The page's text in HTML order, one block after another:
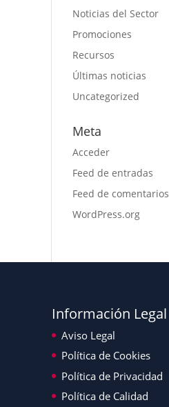
Noticias del Sector
Promociones
Recursos
Últimas noticias
Uncategorized
Meta
Acceder
Feed de entradas
Feed de comentarios
WordPress.org
Información Legal
Aviso Legal
Política de Cookies
Política de Privacidad
Política de Calidad